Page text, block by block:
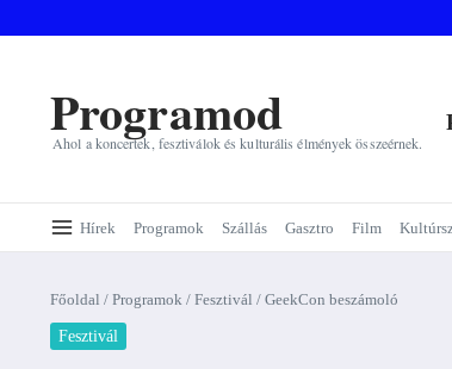
Programod
Ahol a koncertek, fesztiválok és kulturális élmények összeérnek.
Hírek Programok Szállás Gasztro Film
Főoldal / Programok / Fesztivál / GeekCon beszámoló
Fesztivál